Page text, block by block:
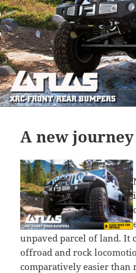
A new
unpaved parcel of land. It
offroad and rock
comparatively easier